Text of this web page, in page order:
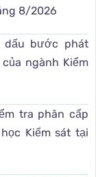
8/2026
dấu bước phát
ngành Kiểm
tra phân cấp
Kiểm sát tại